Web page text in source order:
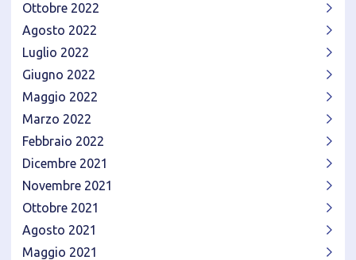
Ottobre 2022
Agosto 2022
Luglio 2022
Giugno 2022
Maggio 2022
Marzo 2022
Febbraio 2022
Dicembre 2021
Novembre 2021
Ottobre 2021
Agosto 2021
Maggio 2021